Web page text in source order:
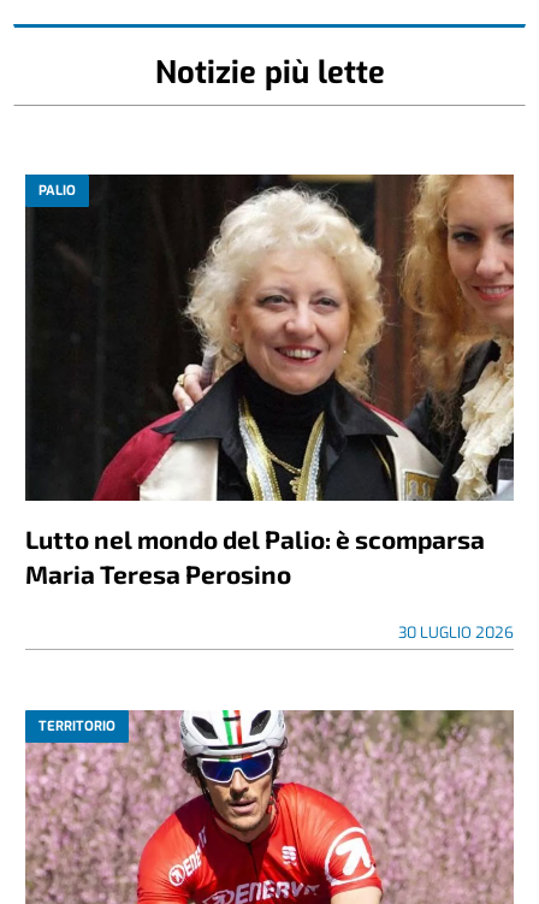
Notizie più lette
PALIO
Lutto nel mondo del Palio: è scomparsa
Maria Teresa Perosino
30 LUGLIO 2026
TERRITORIO